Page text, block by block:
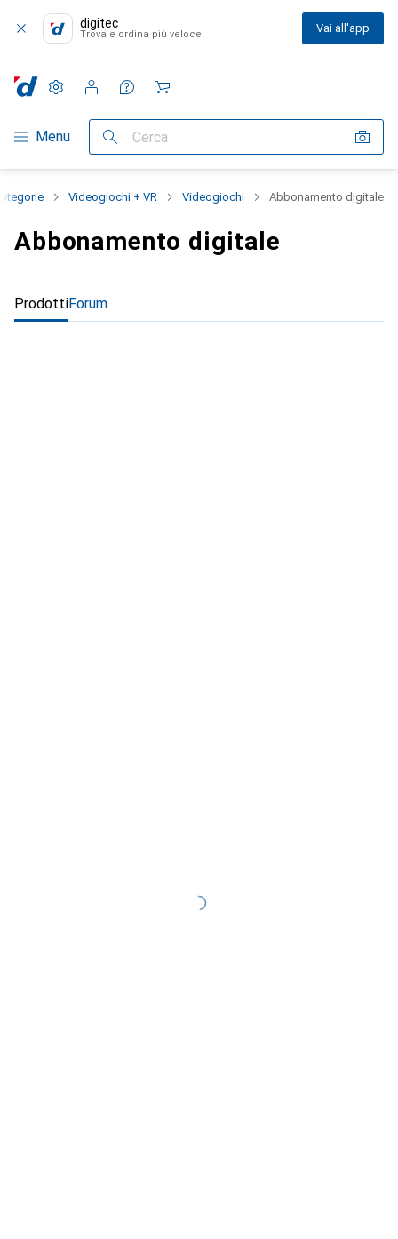
digitec
Trova e ordina più veloce Vai all'app
Categoria Navigazione
Menu Cerca
Impostazioni
Conto cliente
Liste di confronto
Liste dei desideri
Carrello
Videogiochi + VR Videogiochi Abbonamento digitale
Abbonamento digitale
ProdottiForum